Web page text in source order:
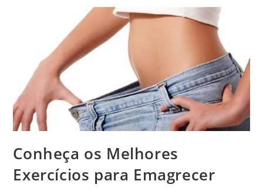
Conheça os Melhores
Exercícios para Emagrecer